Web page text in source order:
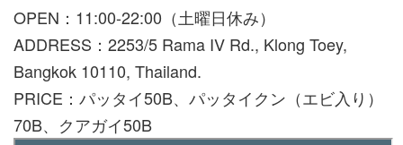
OPEN：11:00-22:00（土曜日休み）
ADDRESS：2253/5 Rama IV Rd., Klong Toey,
Bangkok 10110, Thailand.
PRICE：パッタイ50B、パッタイクン（エビ入り）
70B、クアガイ50B